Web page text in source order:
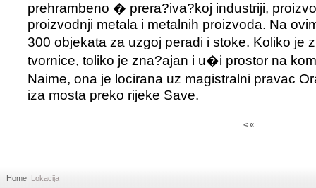
prehrambeno � prera?iva?koj industriji,
proizvodnji metala i metalnih proizvoda. Na
300 objekata za uzgoj peradi i stoke. Koliko je
tvornice, toliko je zna?ajan i u�i prostor na
Naime, ona je locirana uz magistralni pravac
iza mosta preko rijeke Save.
< «
Home Lokacija